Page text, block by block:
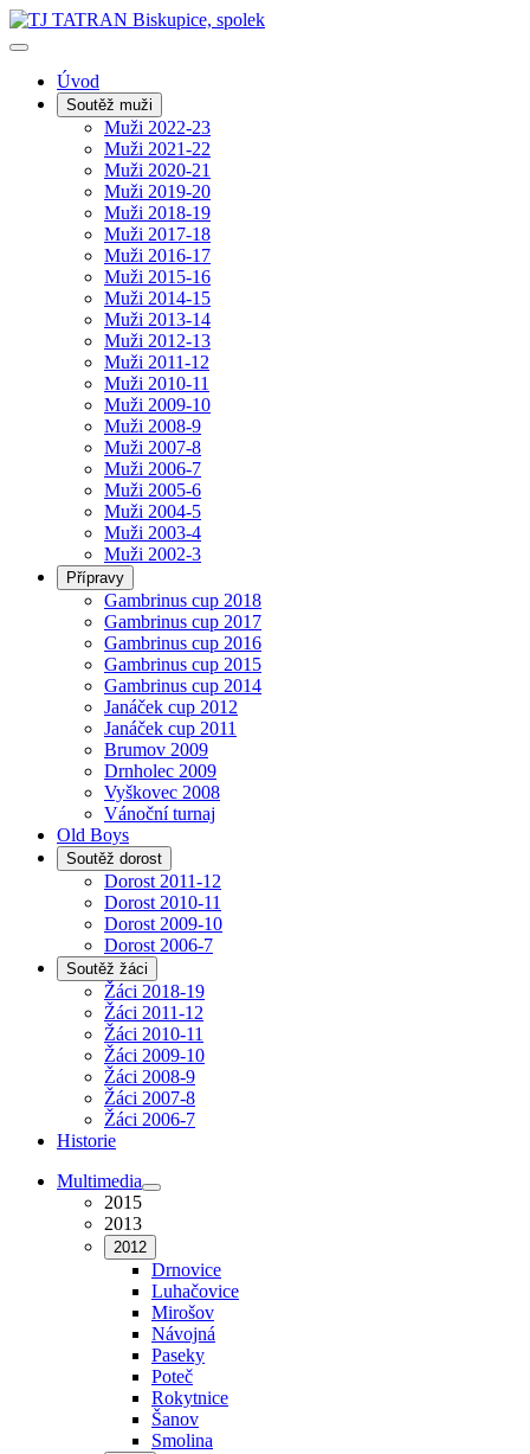
Úvod
Soutěž muži
Muži 2022-23
Muži 2021-22
Muži 2020-21
Muži 2019-20
Muži 2018-19
Muži 2017-18
Muži 2016-17
Muži 2015-16
Muži 2014-15
Muži 2013-14
Muži 2012-13
Muži 2011-12
Muži 2010-11
Muži 2009-10
Muži 2008-9
Muži 2007-8
Muži 2006-7
Muži 2005-6
Muži 2004-5
Muži 2003-4
Muži 2002-3
Přípravy
Gambrinus cup 2018
Gambrinus cup 2017
Gambrinus cup 2016
Gambrinus cup 2015
Gambrinus cup 2014
Janáček cup 2012
Janáček cup 2011
Brumov 2009
Drnholec 2009
Vyškovec 2008
Vánoční turnaj
Old Boys
Soutěž dorost
Dorost 2011-12
Dorost 2010-11
Dorost 2009-10
Dorost 2006-7
Soutěž žáci
Žáci 2018-19
Žáci 2011-12
Žáci 2010-11
Žáci 2009-10
Žáci 2008-9
Žáci 2007-8
Žáci 2006-7
Historie
Multimedia
2015
2013
2012
Drnovice
Luhačovice
Mirošov
Návojná
Paseky
Poteč
Rokytnice
Šanov
Smolina